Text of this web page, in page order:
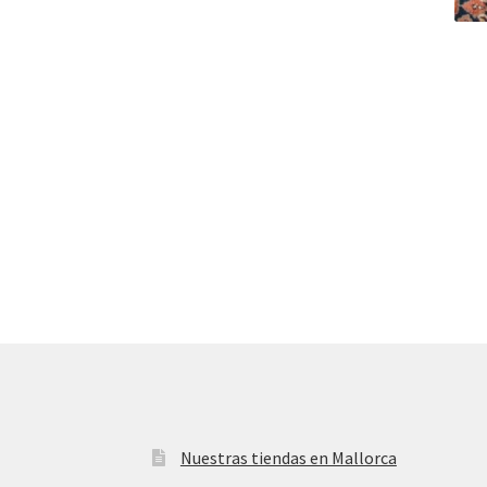
Nuestras tiendas en Mallorca